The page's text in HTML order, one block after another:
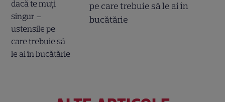
pe care trebuie să le ai în
bucătărie